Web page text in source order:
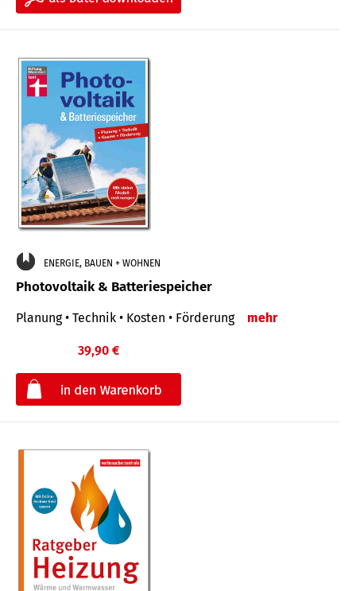
ENERGIE, BAUEN + WOHNEN
Photovoltaik & Batteriespeicher
Planung • Technik • Kosten • Förderung mehr
39,90 €